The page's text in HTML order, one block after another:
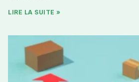
LIRE LA SUITE »